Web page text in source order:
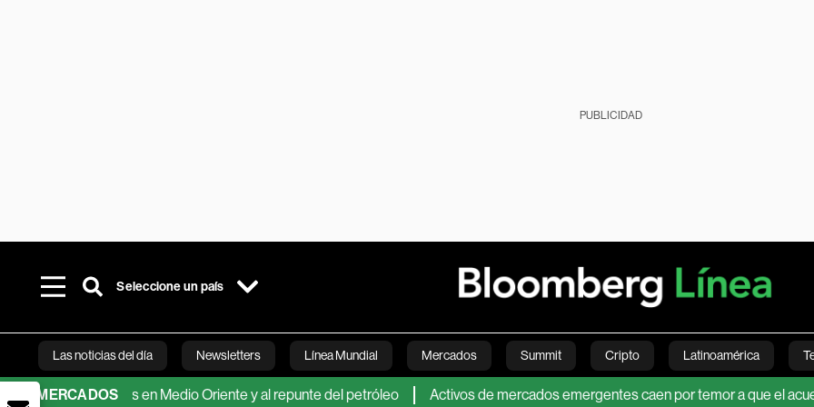
PUBLICIDAD
Seleccione un país
Las noticias del día Newsletters Línea Mundial Mercados Summit Cripto Latinoamérica
Bloomberg Green Economía Estilo de vida Mundo Videos
MERCADOS
a tensiones en Medio Oriente y al repunte del petróleo Activos de mercados emergentes caen por temor a que el acuerdo